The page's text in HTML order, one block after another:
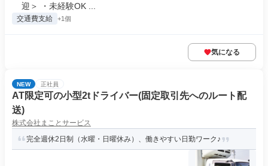
迎＞ ・未経験OK ...
交通費支給 +1個
気になる
NEW 正社員
AT限定可の小型2tドライバー(固定取引先へのルート配
送)
株式会社まことサービス
完全週休2日制（水曜・日曜休み）、働きやすい日勤ワーク♪